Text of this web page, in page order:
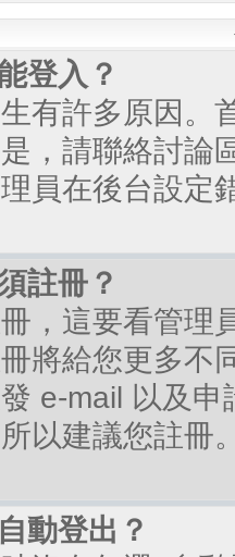
登入？
有許多原因。
，請聯絡討論
員在後台設定
註冊？
，這要看管理
將給您更多不
e-mail 以及
以建議您註冊
動登出？